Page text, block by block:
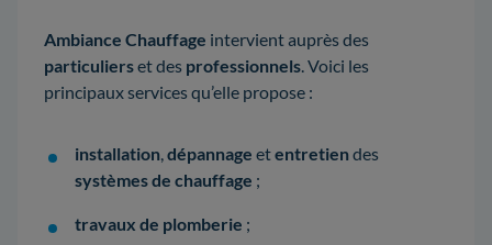
Ambiance Chauffage intervient auprès des
particulierset des professionnels. Voici les
principaux services qu’elle propose :
installation,dépannage etentretiendes
systèmes de chauffage ;
travaux de plomberie ;